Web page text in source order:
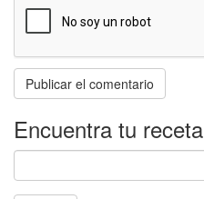
Encuentra tu receta